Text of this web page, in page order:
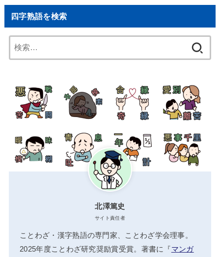
四字熟語を検索
索:
北澤篤史
サイト責任者
ことわざ・漢字熟語の専門家、ことわざ学会理事。
2025年度ことわざ研究奨励賞受賞。著書に『マンガ